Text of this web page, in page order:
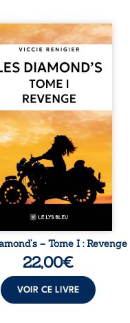
est à la tête des
un clan de motards
réputé et respecté que
dans tout le pays. Rien
prédestinait à cette vie,
les épreuves ont forgé
dure, inaccessible
à ne jamais dévoiler
jusqu’à ce que
Juan croise sa
Chef d’une famille de
Juan porte lui aussi le
poids ...
– Tome I : Revenge
22,00€
VOIR CE LIVRE